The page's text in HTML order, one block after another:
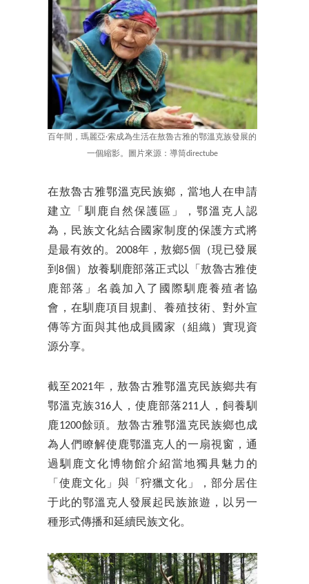
百年間，瑪麗亞·索成為生活在敖魯古雅的鄂溫克族發展的
一個縮影。圖片來源：導筒directube
在敖魯古雅鄂溫克民族鄉，當地人在申請
建立「馴鹿自然保護區」，鄂溫克人認
為，民族文化結合國家制度的保護方式將
是最有效的。2008年，敖鄉5個（現已發展
到8個）放養馴鹿部落正式以「敖魯古雅使
鹿部落」名義加入了國際馴鹿養殖者協
會，在馴鹿項目規劃、養殖技術、對外宣
傳等方面與其他成員國家（組織）實現資
源分享。
截至2021年，敖魯古雅鄂溫克民族鄉共有
鄂溫克族316人，使鹿部落211人，飼養馴
鹿1200餘頭。敖魯古雅鄂溫克民族鄉也成
為人們瞭解使鹿鄂溫克人的一扇視窗，通
過馴鹿文化博物館介紹當地獨具魅力的
「使鹿文化」與「狩獵文化」，部分居住
于此的鄂溫克人發展起民族旅遊，以另一
種形式傳播和延續民族文化。